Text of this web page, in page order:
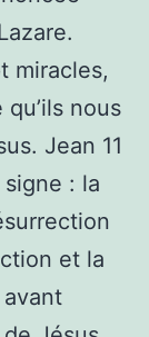
miracles,
nous
Jean 11
: la
et la